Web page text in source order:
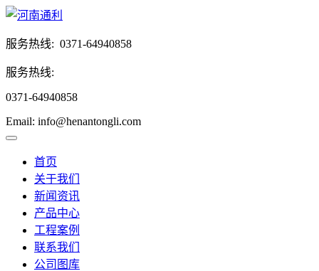
服务热线: 0371-64940858
服务热线:
0371-64940858
Email: info@henantongli.com
首页
关于我们
新闻资讯
产品中心
工程案例
联系我们
公司图库